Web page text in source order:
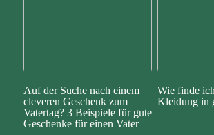
Auf der Suche nach einem
cleveren Geschenk zum
Vatertag? 3 Beispiele für gute
Geschenke für einen Vater
Wie finde
Kleidung in